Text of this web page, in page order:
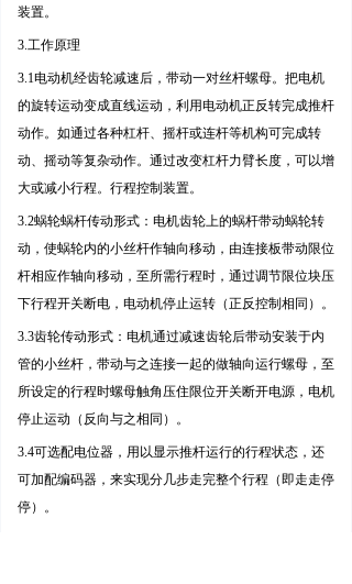
装置。
3.工作原理
3.1电动机经齿轮减速后，带动一对丝杆螺母。把电机
的旋转运动变成直线运动，利用电动机正反转完成推杆
动作。如通过各种杠杆、摇杆或连杆等机构可完成转
动、摇动等复杂动作。通过改变杠杆力臂长度，可以增
大或减小行程。行程控制装置。
3.2蜗轮蜗杆传动形式：电机齿轮上的蜗杆带动蜗轮转
动，使蜗轮内的小丝杆作轴向移动，由连接板带动限位
杆相应作轴向移动，至所需行程时，通过调节限位块压
下行程开关断电，电动机停止运转（正反控制相同）。
3.3齿轮传动形式：电机通过减速齿轮后带动安装于内
管的小丝杆，带动与之连接一起的做轴向运行螺母，至
所设定的行程时螺母触角压住限位开关断开电源，电机
停止运动（反向与之相同）。
3.4可选配电位器，用以显示推杆运行的行程状态，还
可加配编码器，来实现分几步走完整个行程（即走走停
停）。